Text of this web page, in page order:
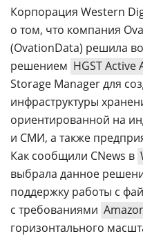
Об
издании
Реклама
Вакансии
Контакты
Max
Telegram
VK
Rutube
Корпорация Western
о том, что компания
(OvationData) решила
решением HGST Active
Storage Manager для
инфраструктуры
ориентированной на
и СМИ, а также
Как сообщили CNews в
выбрала данное
поддержку работы с
с требованиями
горизонтального